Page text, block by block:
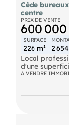
Cède
centre
PRIX DE VENTE
600
SURFACE
226 m²
2
Local
d'une
résidence
Honoraires
A VENDRE